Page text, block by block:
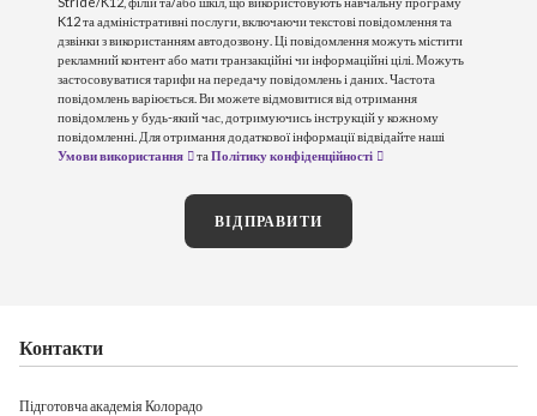
K12 та адміністративні послуги, включаючи текстові повідомлення та
дзвінки з використанням автодозвону. Ці повідомлення можуть містити
рекламний контент або мати транзакційні чи інформаційні цілі. Можуть
застосовуватися тарифи на передачу повідомлень і даних. Частота
повідомлень варіюється. Ви можете відмовитися від отримання
повідомлень у будь-який час, дотримуючись інструкцій у кожному
повідомленні. Для отримання додаткової інформації відвідайте наші
Умови використання
та Політику конфіденційності
ВІДПРАВИТИ
Контакти
Підготовча академія Колорадо